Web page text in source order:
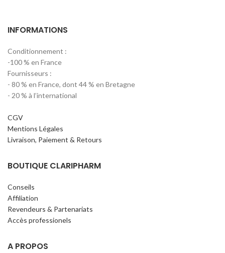
INFORMATIONS
Conditionnement :
-100 % en France
Fournisseurs :
- 80 % en France, dont 44 % en Bretagne
- 20 % à l’international
CGV
Mentions Légales
Livraison, Paiement & Retours
BOUTIQUE CLARIPHARM
Conseils
Affiliation
Revendeurs & Partenariats
Accès professionels
A PROPOS